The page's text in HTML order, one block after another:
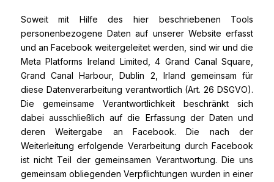
Soweit mit Hilfe des hier beschriebenen Tools
personenbezogene Daten auf unserer Website erfasst
und an Facebook weitergeleitet werden, sind wir und die
Meta Platforms Ireland Limited, 4 Grand Canal Square,
Grand Canal Harbour, Dublin 2, Irland gemeinsam für
diese Datenverarbeitung verantwortlich (Art. 26 DSGVO).
Die gemeinsame Verantwortlichkeit beschränkt sich
dabei ausschließlich auf die Erfassung der Daten und
deren Weitergabe an Facebook. Die nach der
Weiterleitung erfolgende Verarbeitung durch Facebook
ist nicht Teil der gemeinsamen Verantwortung. Die uns
gemeinsam obliegenden Verpflichtungen wurden in einer